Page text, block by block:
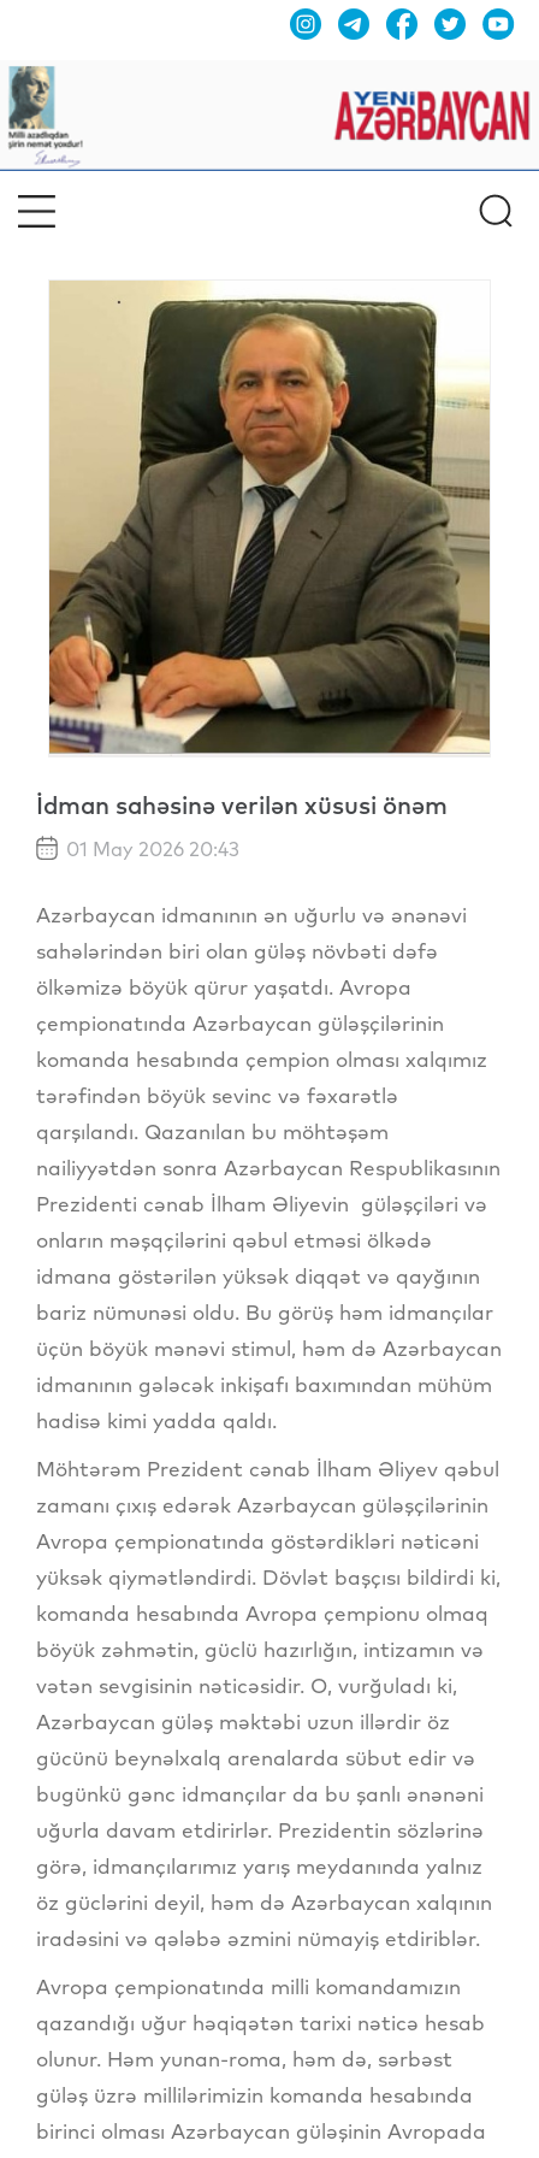
İdman sahəsinə verilən xüsusi önəm
01 May 2026 20:43
Azərbaycan idmanının ən uğurlu və ənənəvi
sahələrindən biri olan güləş növbəti dəfə
ölkəmizə böyük qürur yaşatdı. Avropa
çempionatında Azərbaycan güləşçilərinin
komanda hesabında çempion olması xalqımız
tərəfindən böyük sevinc və fəxarətlə
qarşılandı. Qazanılan bu möhtəşəm
nailiyyətdən sonra Azərbaycan Respublikasının
Prezidenti cənab İlham Əliyevin güləşçiləri və
onların məşqçilərini qəbul etməsi ölkədə
idmana göstərilən yüksək diqqət və qayğının
bariz nümunəsi oldu. Bu görüş həm idmançılar
üçün böyük mənəvi stimul, həm də Azərbaycan
idmanının gələcək inkişafı baxımından mühüm
hadisə kimi yadda qaldı.
Möhtərəm Prezident cənab İlham Əliyev qəbul
zamanı çıxış edərək Azərbaycan güləşçilərinin
Avropa çempionatında göstərdikləri nəticəni
yüksək qiymətləndirdi. Dövlət başçısı bildirdi ki,
komanda hesabında Avropa çempionu olmaq
böyük zəhmətin, güclü hazırlığın, intizamın və
vətən sevgisinin nəticəsidir. O, vurğuladı ki,
Azərbaycan güləş məktəbi uzun illərdir öz
gücünü beynəlxalq arenalarda sübut edir və
bugünkü gənc idmançılar da bu şanlı ənənəni
uğurla davam etdirirlər. Prezidentin sözlərinə
görə, idmançılarımız yarış meydanında yalnız
öz güclərini deyil, həm də Azərbaycan xalqının
iradəsini və qələbə əzmini nümayiş etdiriblər.
Avropa çempionatında milli komandamızın
qazandığı uğur həqiqətən tarixi nəticə hesab
olunur. Həm yunan-roma, həm də, sərbəst
güləş üzrə millilərimizin komanda hesabında
birinci olması Azərbaycan güləşinin Avropada